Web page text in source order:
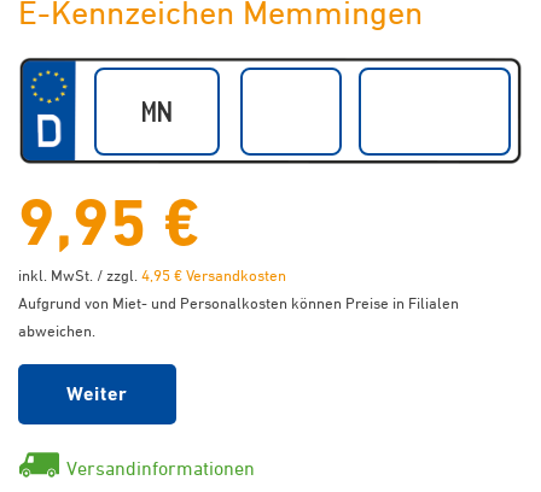
E-Kennzeichen Memmingen
9,95 €
inkl. MwSt. / zzgl. 4,95 € Versandkosten
Aufgrund von Miet- und Personalkosten können Preise in Filialen
abweichen.
Weiter
Versandinformationen